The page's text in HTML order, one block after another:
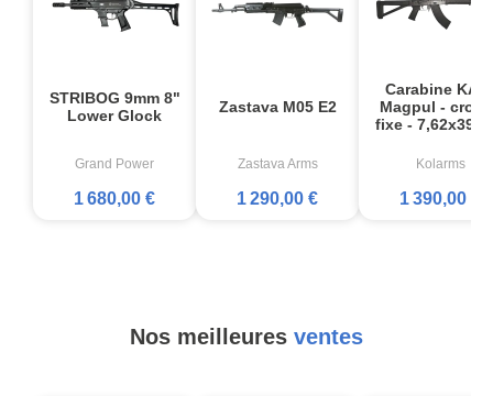
STRIBOG 9mm 8"
Lower Glock
Grand Power
1 680,00 €
Zastava M05 E2
Zastava Arms
1 290,00 €
Carabine
Magpul -
fixe - 7,62x39
Kolarms
1 390,00 €
Nos meilleures ventes